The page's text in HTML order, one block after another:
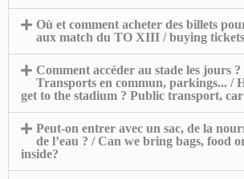
Où et comment acheter des billets
aux match du TO XIII / buying tickets
Comment accéder au stade les jours ?
Transports en commun, parkings... /
get to the stadium ? Public transport,
Peut-on entrer avec un sac, de la
de l’eau ? / Can we bring bags, food
inside?